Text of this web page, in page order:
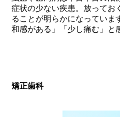
症状の少ない疾患。放ってお
ることが明らかになっていま
和感がある」「少し痛む」と
矯正歯科